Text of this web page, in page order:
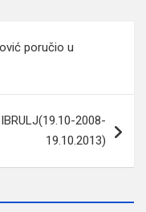
poručio u
2008-
19.10.2013)